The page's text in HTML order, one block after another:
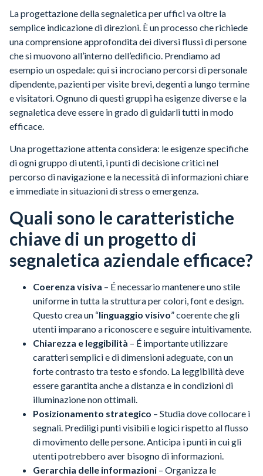
La progettazione della segnaletica per uffici va oltre la
semplice indicazione di direzioni. È un processo che richiede
una comprensione approfondita dei diversi flussi di persone
che si muovono all’interno dell’edificio. Prendiamo ad
esempio un ospedale: qui si incrociano percorsi di personale
dipendente, pazienti per visite brevi, degenti a lungo termine
e visitatori. Ognuno di questi gruppi ha esigenze diverse e la
segnaletica deve essere in grado di guidarli tutti in modo
efficace.
Una progettazione attenta considera: le esigenze specifiche
di ogni gruppo di utenti, i punti di decisione critici nel
percorso di navigazione e la necessità di informazioni chiare
e immediate in situazioni di stress o emergenza.
Quali sono le caratteristiche
chiave di un progetto di
segnaletica aziendale efficace?
Coerenza visiva – É necessario mantenere uno stile
uniforme in tutta la struttura per colori, font e design.
Questo crea un “linguaggio visivo” coerente che gli
utenti imparano a riconoscere e seguire intuitivamente.
Chiarezza e leggibilità – É importante utilizzare
caratteri semplici e di dimensioni adeguate, con un
forte contrasto tra testo e sfondo. La leggibilità deve
essere garantita anche a distanza e in condizioni di
illuminazione non ottimali.
Posizionamento strategico – Studia dove collocare i
segnali. Prediligi punti visibili e logici rispetto al flusso
di movimento delle persone. Anticipa i punti in cui gli
utenti potrebbero aver bisogno di informazioni.
Gerarchia delle informazioni – Organizza le